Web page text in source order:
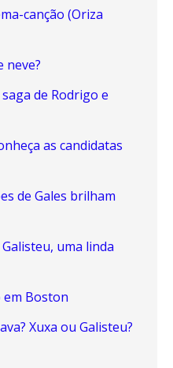
canção (Oriza
neve?
saga de Rodrigo e
as candidatas
de Gales brilham
uma linda
em Boston
Xuxa ou Galisteu?